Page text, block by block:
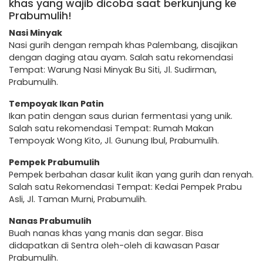
khas yang wajib dicoba saat berkunjung ke
Prabumulih!
Nasi Minyak
Nasi gurih dengan rempah khas Palembang, disajikan
dengan daging atau ayam. Salah satu rekomendasi
Tempat: Warung Nasi Minyak Bu Siti, Jl. Sudirman,
Prabumulih.
Tempoyak Ikan Patin
Ikan patin dengan saus durian fermentasi yang unik.
Salah satu rekomendasi Tempat: Rumah Makan
Tempoyak Wong Kito, Jl. Gunung Ibul, Prabumulih.
Pempek Prabumulih
Pempek berbahan dasar kulit ikan yang gurih dan renyah.
Salah satu Rekomendasi Tempat: Kedai Pempek Prabu
Asli, Jl. Taman Murni, Prabumulih.
Nanas Prabumulih
Buah nanas khas yang manis dan segar. Bisa
didapatkan di Sentra oleh-oleh di kawasan Pasar
Prabumulih.